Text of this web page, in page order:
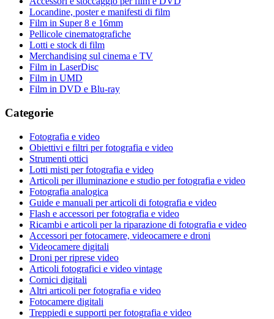
Locandine, poster e manifesti di film
Film in Super 8 e 16mm
Pellicole cinematografiche
Lotti e stock di film
Merchandising sul cinema e TV
Film in LaserDisc
Film in UMD
Film in DVD e Blu-ray
Categorie
Fotografia e video
Obiettivi e filtri per fotografia e video
Strumenti ottici
Lotti misti per fotografia e video
Articoli per illuminazione e studio per fotografia e video
Fotografia analogica
Guide e manuali per articoli di fotografia e video
Flash e accessori per fotografia e video
Ricambi e articoli per la riparazione di fotografia e video
Accessori per fotocamere, videocamere e droni
Videocamere digitali
Droni per riprese video
Articoli fotografici e video vintage
Cornici digitali
Altri articoli per fotografia e video
Fotocamere digitali
Treppiedi e supporti per fotografia e video